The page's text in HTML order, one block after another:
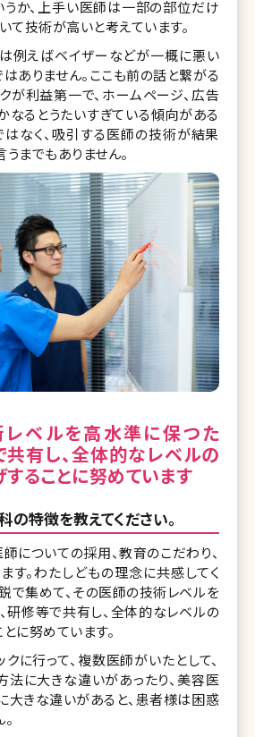
うか、上手い医師は一部の部位だけ
て技術が高いと考えています。
例えばベイザーなどが一概に悪い
ありません。ここも前の話と繋がる
が利益第一で、ホームページ、広告
なるとうたいすぎている傾向がある
はなく、吸引する医師の技術が結果
までもありません。
ベルを高水準に保つた
共有し、全体的なレベルの
することに努めています
特徴を教えてください。
についての採用、教育のこだわり、
す。わたしどもの理念に共感してく
で集めて、その医師の技術レベルを
研修等で共有し、全体的なレベルの
に努めています。
に行って、複数医師がいたとして、
法に大きな違いがあったり、美容医
大きな違いがあると、患者様は困惑